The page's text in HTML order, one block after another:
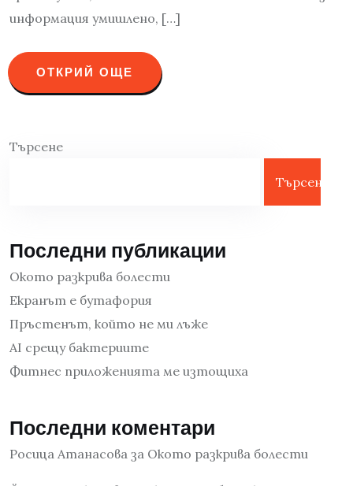
информация умишлено, […]
ОТКРИЙ ОЩЕ
Търсене
Търсене
Последни публикации
Окото разкрива болести
Екранът е бутафория
Пръстенът, който не ми лъже
AI срещу бактериите
Фитнес приложенията ме изтощиха
Последни коментари
Росица Атанасова за Окото разкрива болести